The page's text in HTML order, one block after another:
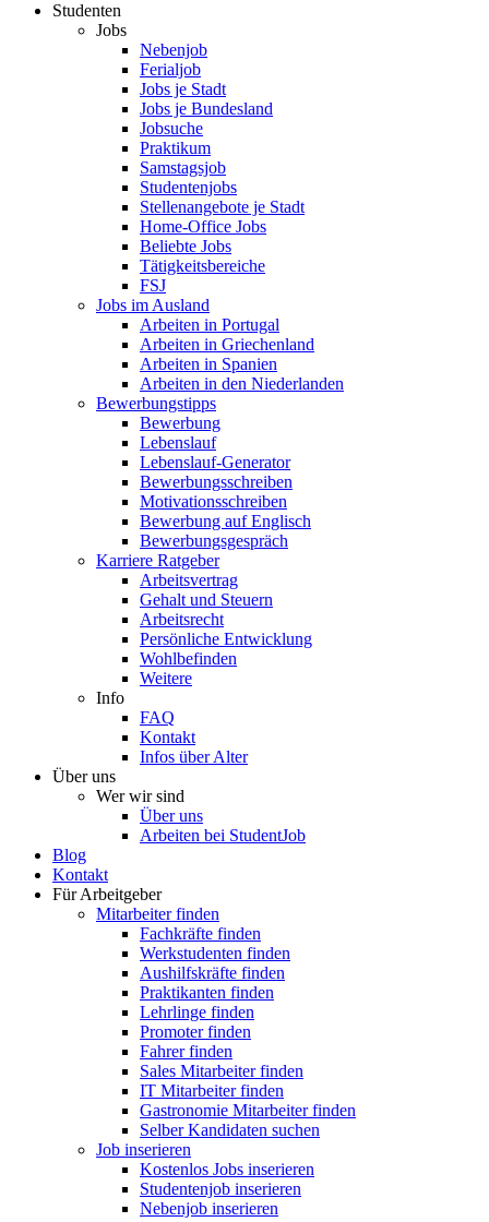
Studenten
Jobs
Nebenjob
Ferialjob
Jobs je Stadt
Jobs je Bundesland
Jobsuche
Praktikum
Samstagsjob
Studentenjobs
Stellenangebote je Stadt
Home-Office Jobs
Beliebte Jobs
Tätigkeitsbereiche
FSJ
Jobs im Ausland
Arbeiten in Portugal
Arbeiten in Griechenland
Arbeiten in Spanien
Arbeiten in den Niederlanden
Bewerbungstipps
Bewerbung
Lebenslauf
Lebenslauf-Generator
Bewerbungsschreiben
Motivationsschreiben
Bewerbung auf Englisch
Bewerbungsgespräch
Karriere Ratgeber
Arbeitsvertrag
Gehalt und Steuern
Arbeitsrecht
Persönliche Entwicklung
Wohlbefinden
Weitere
Info
FAQ
Kontakt
Infos über Alter
Über uns
Wer wir sind
Über uns
Arbeiten bei StudentJob
Blog
Kontakt
Für Arbeitgeber
Mitarbeiter finden
Fachkräfte finden
Werkstudenten finden
Aushilfskräfte finden
Praktikanten finden
Lehrlinge finden
Promoter finden
Fahrer finden
Sales Mitarbeiter finden
IT Mitarbeiter finden
Gastronomie Mitarbeiter finden
Selber Kandidaten suchen
Job inserieren
Kostenlos Jobs inserieren
Studentenjob inserieren
Nebenjob inserieren